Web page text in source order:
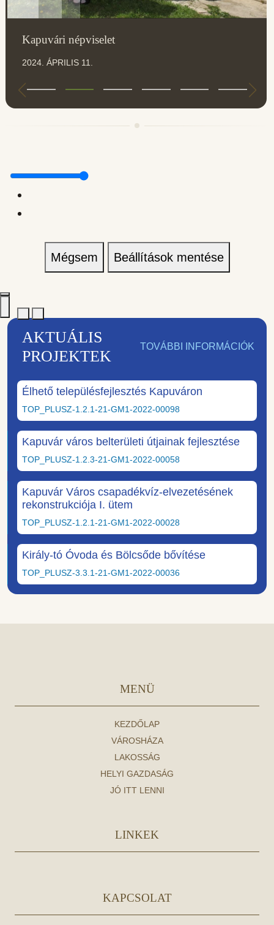
Kapuvári népviselet
2024. ÁPRILIS 11.
Mégsem Beállítások mentése
AKTUÁLIS
PROJEKTEK
TOVÁBBI INFORMÁCIÓK
Élhető településfejlesztés Kapuváron
TOP_PLUSZ-1.2.1-21-GM1-2022-00098
Kapuvár város belterületi útjainak fejlesztése
TOP_PLUSZ-1.2.3-21-GM1-2022-00058
Kapuvár Város csapadékvíz-elvezetésének
rekonstrukciója I. ütem
TOP_PLUSZ-1.2.1-21-GM1-2022-00028
Király-tó Óvoda és Bölcsőde bővítése
TOP_PLUSZ-3.3.1-21-GM1-2022-00036
MENÜ
KEZDŐLAP
VÁROSHÁZA
LAKOSSÁG
HELYI GAZDASÁG
JÓ ITT LENNI
LINKEK
KAPCSOLAT